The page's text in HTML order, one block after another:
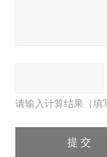
请输入计算结果（填